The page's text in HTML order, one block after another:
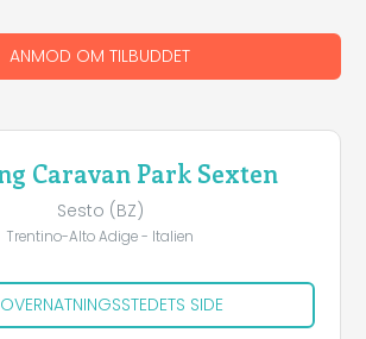
ANMOD OM TILBUDDET
Caravan Park Sexten
Sesto (BZ)
Trentino-Alto Adige - Italien
SIDE